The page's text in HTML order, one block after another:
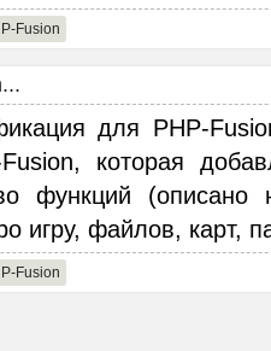
Fusion
для PHP-
которая
функций (описано
игру, файлов, карт,
Fusion